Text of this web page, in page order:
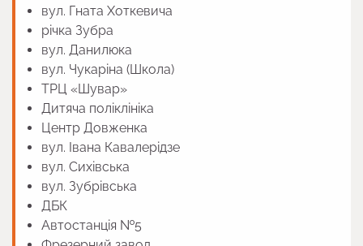
вул. Гната Хоткевича
річка Зубра
вул. Данилюка
вул. Чукаріна (Школа)
ТРЦ «Шувар»
Дитяча поліклініка
Центр Довженка
вул. Івана Кавалерідзе
вул. Сихівська
вул. Зубрівська
ДБК
Автостанція №5